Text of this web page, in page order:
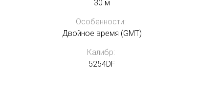
30 м
Особенности:
Двойное время (GMT)
Калибр:
5254DF